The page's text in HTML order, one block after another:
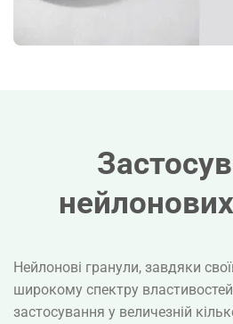
Нейлонові гранули, завдяки
широкому спектру
застосування у величезній